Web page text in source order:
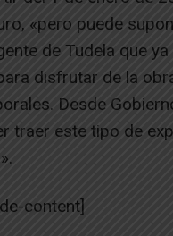
«pero puede
de Tudela que
disfrutar de la
Desde
traer este tipo de
content]